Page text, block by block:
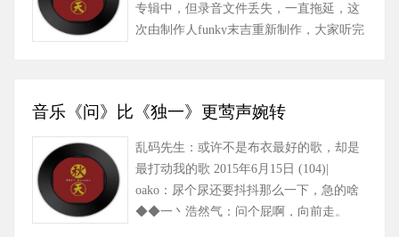
专辑中，但录音文件丢失，一直拖延，这
次由制作人funky末吉重新制作，大家听完
音乐《问》比《独一》更莺声婉转
乱码先生：或许不是布衣最好的歌，却是
最打动我的歌 2015年6月15日 (104)|
oako：尿个尿还要抖抖那么一下，急的啥
◆◆一丶浩然气：问个屁啊，向前走。